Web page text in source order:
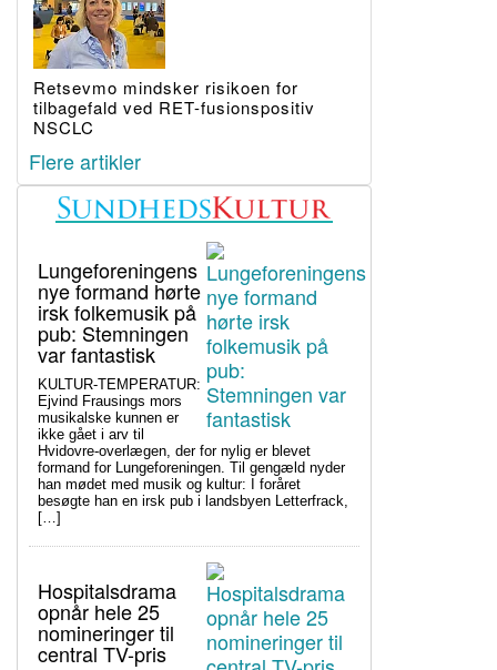
Retsevmo mindsker risikoen for
tilbagefald ved RET-fusionspositiv
NSCLC
Flere artikler
Lungeforeningens
nye formand hørte
irsk folkemusik på
pub: Stemningen
var fantastisk
KULTUR-TEMPERATUR:
Ejvind Frausings mors
musikalske kunnen er
ikke gået i arv til
Hvidovre-overlægen, der for nylig er blevet
formand for Lungeforeningen. Til gengæld nyder
han mødet med musik og kultur: I foråret
besøgte han en irsk pub i landsbyen Letterfrack,
[…]
Hospitalsdrama
opnår hele 25
nomineringer til
central TV-pris